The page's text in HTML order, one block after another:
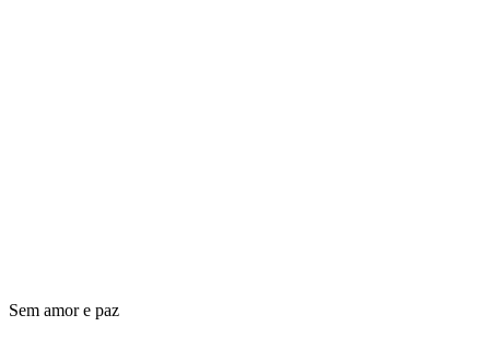
Sem amor e paz